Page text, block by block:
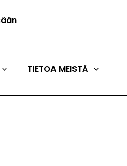
TIETOA MEISTÄ